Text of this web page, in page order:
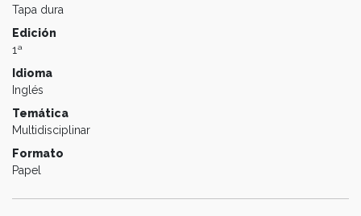
Tapa dura
Edición
1ª
Idioma
Inglés
Temática
Multidisciplinar
Formato
Papel